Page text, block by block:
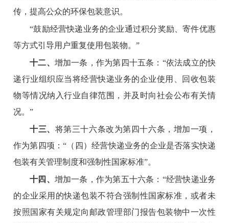
传，提高公众的环保包装意识。
“鼓励经营快递业务的企业通过积分奖励、寄件优惠
等方式引导用户重复使用包装物。”
十二、 增加一条，作为第四十五条：“依法成立的快
递行业组织应当将经营快递业务的企业使用、回收包装
物等情况纳入行业自律范围，并及时向社会公布有关情
况。”
十三、 将第三十六条改为第四十六条，增加一项，
作为第四项：“（四）经营快递业务的企业是否落实快递
包装有关管理制度和强制性国家标准”。
十四、 增加一条，作为第五十六条：“经营快递业务
的企业采用的快递包装不符合强制性国家标准，或者未
按照国家有关规定向邮政管理部门报告包装物中一次性